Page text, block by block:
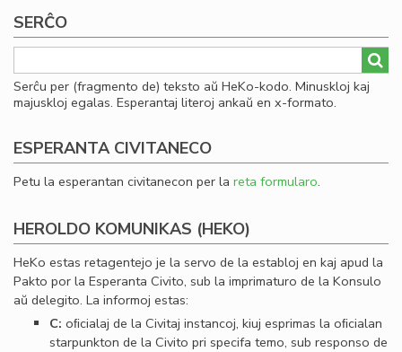
SERĈO
Serĉu per (fragmento de) teksto aŭ HeKo-kodo. Minuskloj kaj
majuskloj egalas. Esperantaj literoj ankaŭ en x-formato.
ESPERANTA CIVITANECO
Petu la esperantan civitanecon per la reta formularo.
HEROLDO KOMUNIKAS (HEKO)
HeKo estas retagentejo je la servo de la establoj en kaj apud la
Pakto por la Esperanta Civito, sub la imprimaturo de la Konsulo
aŭ delegito. La informoj estas:
C: oﬁcialaj de la Civitaj instancoj, kiuj esprimas la oﬁcialan
starpunkton de la Civito pri specifa temo, sub responso de